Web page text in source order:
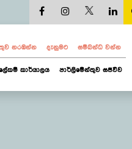
නරඹන්න දැනුමට සම්බන්ධ වන්න
කාර්යාලය පාර්ලිමේන්තුව සජීවීව